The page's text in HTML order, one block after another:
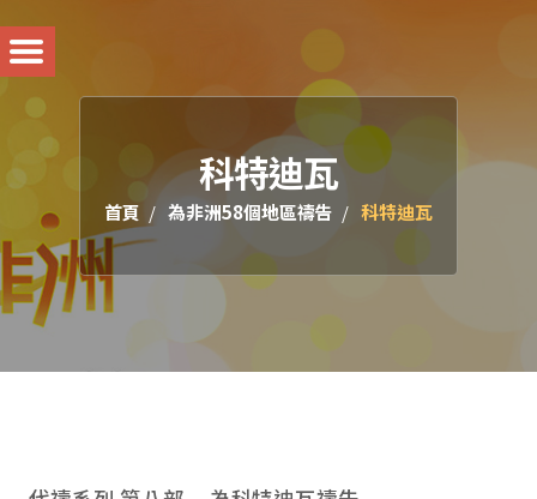
科特迪瓦
首頁 為非洲58個地區禱告 科特迪瓦